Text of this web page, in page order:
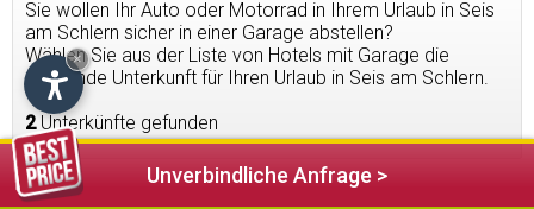
Sie wollen Ihr Auto oder Motorrad in Ihrem Urlaub in Seis
am Schlern sicher in einer Garage abstellen?
Wählen Sie aus der Liste von Hotels mit Garage die
passende Unterkunft für Ihren Urlaub in Seis am Schlern.
2Unterkünfte gefunden
Unverbindliche Anfrage >
×